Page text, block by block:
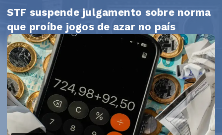
STF suspende julgamento sobre norma
que proíbe jogos de azar no país